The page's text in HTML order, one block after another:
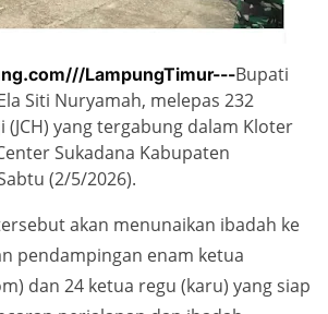
LampungTimur---Bupati
Siti Nuryamah, melepas 232
(JCH) yang tergabung dalam Kloter
Sukadana Kabupaten
(2/5/2026).
akan menunaikan ibadah ke
pendampingan enam ketua
dan 24 ketua regu (karu) yang siap